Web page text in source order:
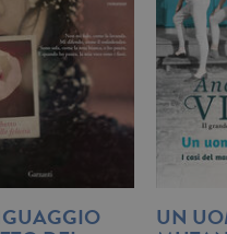
UN
utilizzato per verificare la pagina
di tipo pattern impostato da
il numero identificativo
una variazione del cookie _gat che
Google su siti Web ad alto volume di
è associato a Google Universal
di analisi più comunemente
distinguere utenti unici assegnando
del cliente. È incluso in ogni
i dati di visitatori, sessioni e